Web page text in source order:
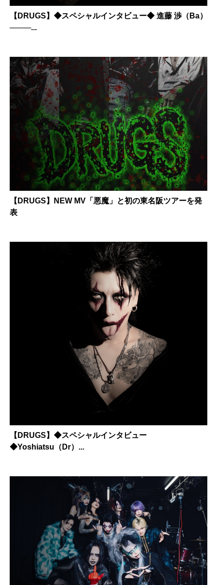
【DRUGS】◆スペシャルインタビュー◆ 進藤 渉（Ba）
────...
【DRUGS】NEW MV「悪魔」と初の東名阪ツアーを発
表
【DRUGS】◆スペシャルインタビュー
◆Yoshiatsu（Dr）...